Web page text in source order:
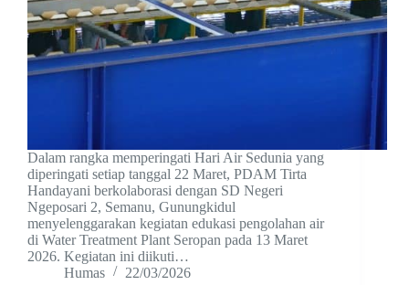
Dalam rangka memperingati Hari Air Sedunia yang
diperingati setiap tanggal 22 Maret, PDAM Tirta
Handayani berkolaborasi dengan SD Negeri
Ngeposari 2, Semanu, Gunungkidul
menyelenggarakan kegiatan edukasi pengolahan air
di Water Treatment Plant Seropan pada 13 Maret
2026. Kegiatan ini diikuti…
Humas
22/03/2026